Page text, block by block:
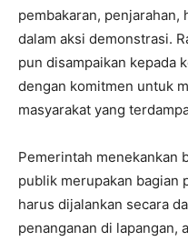
pembakaran, penjarahan,
dalam aksi demonstrasi.
pun disampaikan kepada
dengan komitmen untuk
masyarakat yang
Pemerintah menekankan
publik merupakan bagian
harus dijalankan secara
penanganan di lapangan,